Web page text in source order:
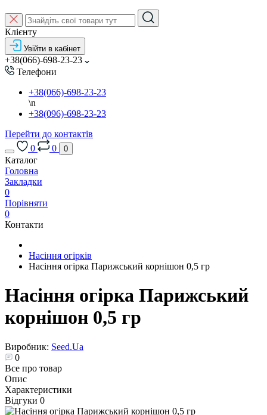
Клієнту
Увійти в кабінет
+38(066)-698-23-23
Телефони
+38(066)-698-23-23
\n
+38(096)-698-23-23
Перейти до контактів
0
0 0
Каталог
Головна
Закладки
0
Порівняти
0
Контакти
Насіння огірків
Насіння огірка Парижський корнішон 0,5 гр
Насіння огірка Парижський
корнішон 0,5 гр
Виробник: Seed.Ua
0
Все про товар
Опис
Характеристики
Відгуки 0